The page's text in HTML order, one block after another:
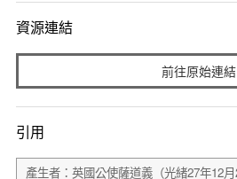
資源連結
前往原始連結
引用